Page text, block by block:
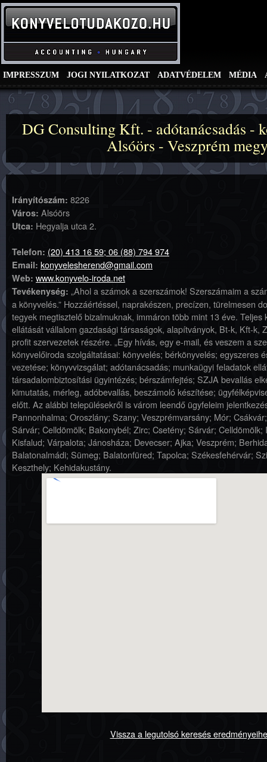
IMPRESSZUM JOGI NYILATKOZAT ADATVÉDELEM MÉDIA
DG Consulting Kft. - adótanácsadás -
Alsóörs - Veszprém
Irányítószám: 8226
Város: Alsóörs
Utca: Hegyalja utca 2.
Telefon: (20) 413 16 59; 06 (88) 794 974
Email: konyvelesherend@gmail.com
Web: www.konyvelo-iroda.net
Tevékenység: „Ahol a számok a szerszámok! Szerszámaim a
a könyvelés.” Hozzáértéssel, naprakészen, precízen, türelmesen
tegyek megtisztelő bizalmuknak, immáron több mint 13 éve. Teljes
ellátását vállalom gazdasági társaságok, alapítványok, Bt-k, Kft-k,
profit szervezetek részére. „Egy hívás, egy e-mail, és veszem a
könyvelőiroda szolgáltatásai: könyvelés; bérkönyvelés; egyszeres
vezetése; könyvvizsgálat; adótanácsadás; munkaügyi feladatok
társadalombiztosítási ügyintézés; bérszámfejtés; SZJA bevallás
kimutatás, mérleg, adóbevallás, beszámoló készítése;
előtt. Az alábbi településekről is várom leendő ügyfeleim
Pannonhalma; Oroszlány; Szany; Veszprémvarsány; Mór;
Sárvár; Celldömölk; Bakonybél; Zirc; Csetény; Sárvár;
Kisfalud; Várpalota; Jánosháza; Devecser; Ajka; Veszprém;
Balatonalmádi; Sümeg; Balatonfüred; Tapolca; Székesfehérvár;
Keszthely; Kehidakustány.
Vissza a legutolsó keresés